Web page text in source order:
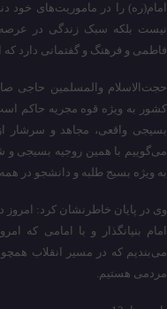
امام(ره) را در ماموریت‌های خود
نیست بلکه سبک زندگی در
فاطمی و فرهنگ و گفتمانی دارد
حجت‌الاسلام والمسلمین حاجی
کشور به ویژه قوه مجریه حاکم
بسیجی واقعی، مجاهد و سرشار
می‌گوییم با همین روجیه بسیجی
به ویژه بسیج طلبه و دانشجو در
وی در پایان خاطرنشان کرد: امروز
امام بنیانگذار و با امامی که
می‌بندیم که در مسیر انقلاب
مردمی هستیم.